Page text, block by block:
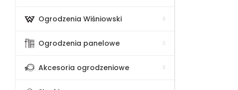
Ogrodzenia Wiśniowski
Ogrodzenia panelowe
Akcesoria ogrodzeniowe